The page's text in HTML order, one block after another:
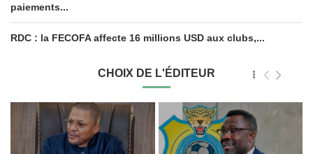
paiements...
RDC : la FECOFA affecte 16 millions USD aux clubs,...
CHOIX DE L'ÉDITEUR